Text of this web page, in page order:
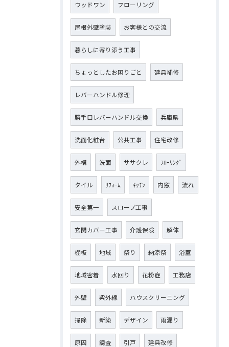
ウッドワン フローリング
屋根外壁塗装 お客様との交流
暮らしに寄り添う工事
ちょっとしたお困りごと 建具補修
レバーハンドル修理
勝手口レバーハンドル交換 兵庫県
洗面化粧台 公共工事 住宅改修
外構 洗面 ササクレ ﾌﾛｰﾘﾝｸﾞ
タイル ﾘﾌｫｰﾑ ｷｯﾁﾝ 内窓 流れ
安全第一 スロープ工事
玄関カバー工事 介護保険 解体
棚板 地域 祭り 納涼祭 浴室
地域密着 水回り 花粉症 工務店
外壁 紫外線 ハウスクリーニング
掃除 新築 デザイン 雨漏り
原因 調査 引戸 建具改修